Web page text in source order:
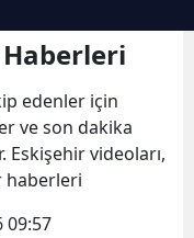
edenler için
ve son dakika
Eskişehir videoları,
haberleri
09:57